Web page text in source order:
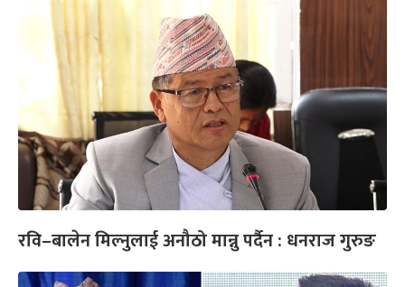
रवि–बालेन मिल्नुलाई अनौठो मान्नु पर्दैन : धनराज गुरुङ